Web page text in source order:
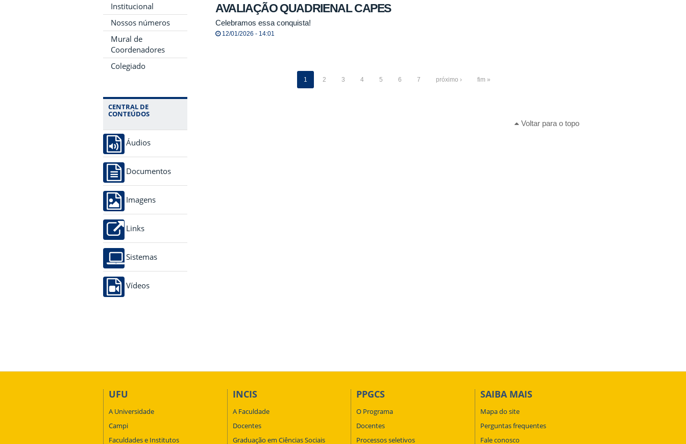
Institucional
Nossos números
Mural de
Coordenadores
Colegiado
CENTRAL DE
CONTEÚDOS
Áudios
Documentos
Imagens
Links
Sistemas
Vídeos
AVALIAÇÃO QUADRIENAL CAPES
Celebramos essa conquista!
12/01/2026 - 14:01
1 2 3 4 5 6 7 próximo › fim »
Voltar para o topo
UFU
A Universidade
Campi
Faculdades e Institutos
INCIS
A Faculdade
Docentes
Graduação em Ciências Sociais
PPGCS
O Programa
Docentes
Processos seletivos
SAIBA MAIS
Mapa do site
Perguntas frequentes
Fale conosco